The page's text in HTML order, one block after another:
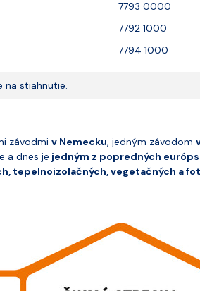
7793 0000
7792 1000
7794 1000
na stiahnutie.
závodmi v Nemecku, jedným závodom
a dnes je jedným z popredných
tepelnoizolačných, vegetačných a